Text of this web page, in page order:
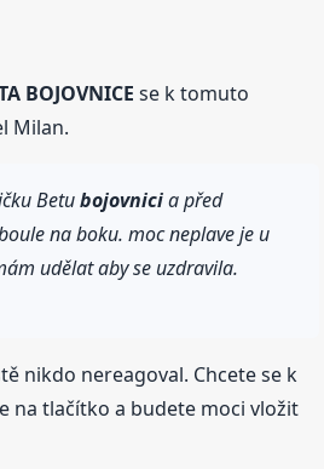
BOJOVNICE se k tomuto
Milan.
Betubojovnicia před
na boku. moc neplave je u
udělat aby se uzdravila.
nikdo nereagoval. Chcete se k
na tlačítko a budete moci vložit